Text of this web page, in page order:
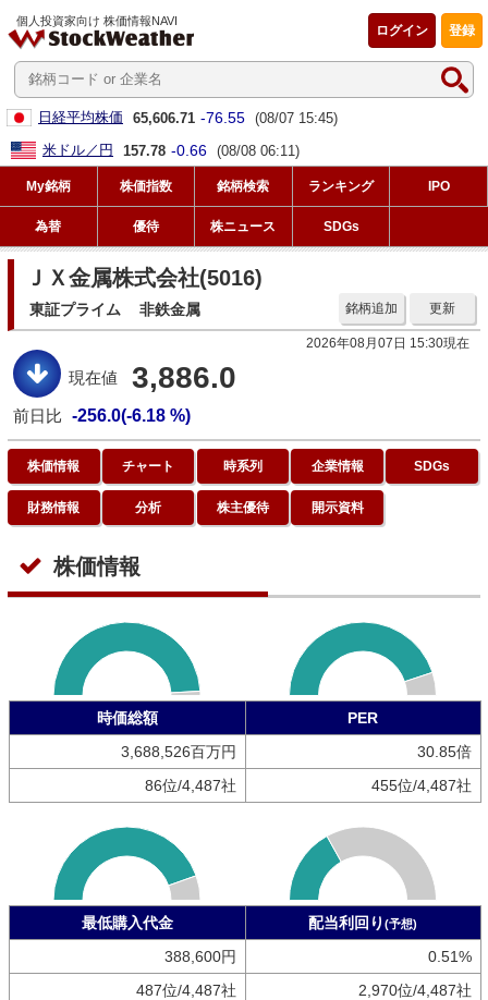
個人投資家向け 株価情報NAVI
登録
ログイン
日経平均株価 65,606.71 -76.55 (08/07 15:45)
米ドル／円
157.78 -0.66 (08/08 06:11)
My銘柄 株価指数 銘柄検索 ランキング IPO
為替 優待 株ニュース SDGs
ＪＸ金属株式会社(5016)
東証プライム 非鉄金属 更新
銘柄追加
2026年08月07日 15:30現在
現在値 3,886.0
前日比 -256.0(-6.18 %)
株価情報 チャート 時系列 企業情報 SDGs
財務情報 分析 株主優待 開示資料
株価情報
時価総額
PER
3,688,526百万円
30.85倍
86位/4,487社
455位/4,487社
最低購入代金 配当利回り (予想)
388,600円
0.51%
487位/4,487社
2,970位/4,487社